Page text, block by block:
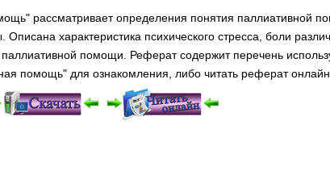
рассматривает определения понятия паллиативной
характеристика психического стресса, боли
паллиативной помощи. Реферат содержит перечень
помощь" для ознакомления, либо читать реферат онлайн.